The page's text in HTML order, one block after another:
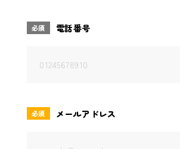
必須 電話番号
必須 メールアドレス